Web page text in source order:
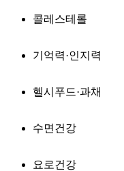
콜레스테롤
기억력·인지력
헬시푸드·과채
수면건강
요로건강